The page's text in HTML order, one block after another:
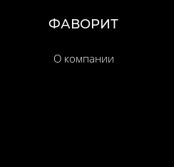
ФАВОРИТ
О компании